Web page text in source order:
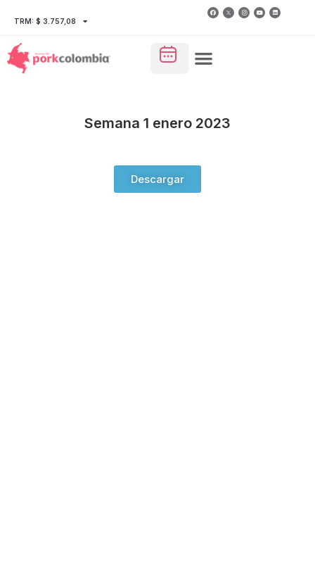
TRM: $ 3.757,08
Semana 1 enero 2023
Descargar